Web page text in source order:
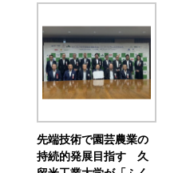
先端技術で園芸農業の
持続的発展目指す 久